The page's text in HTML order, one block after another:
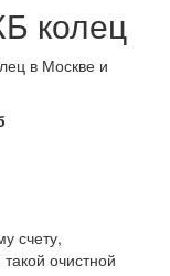
колец
счету,
очистной